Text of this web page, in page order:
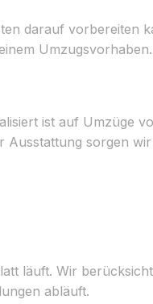
darauf vorbereiten
Umzugsvorhaben.
ist auf Umzüge
sorgen
läuft. Wir
abläuft.